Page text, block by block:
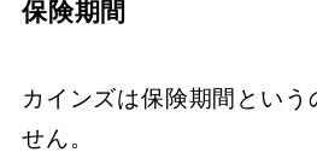
保険期間
カインズは保険期間という
せん。